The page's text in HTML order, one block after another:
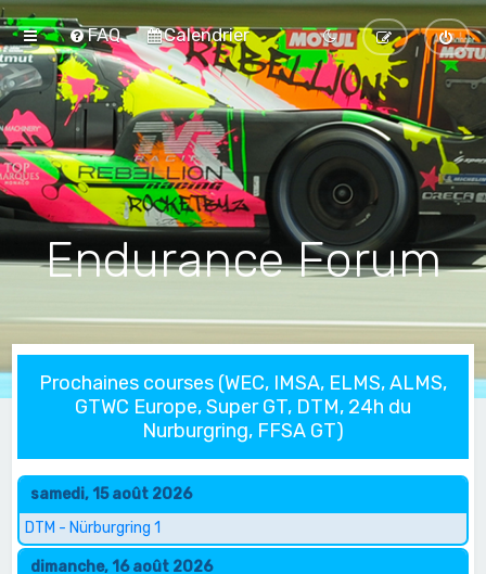
FAQ Calendrier
Endurance Forum
Prochaines courses (WEC, IMSA, ELMS, ALMS,
GTWC Europe, Super GT, DTM, 24h du
Nurburgring, FFSA GT)
samedi, 15 août 2026
DTM - Nürburgring 1
dimanche, 16 août 2026